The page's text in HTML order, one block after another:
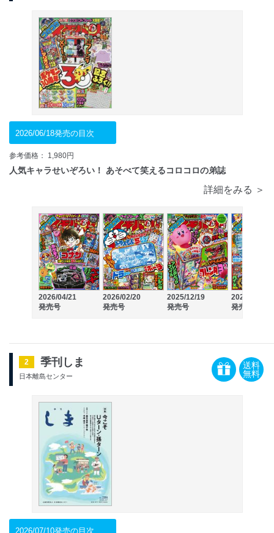
2026/06/18発売の目次
参考価格： 1,980円
人気キャラせいぞろい！ あそべて笑えるコロコロの弟誌
詳細をみる ＞
2026/04/21
発売号
2026/02/20
発売号
2025/12/19
発売号
2025/11/21
発売号
2 季刊しま
日本離島センター
送料
無料
2026/07/10発売の目次